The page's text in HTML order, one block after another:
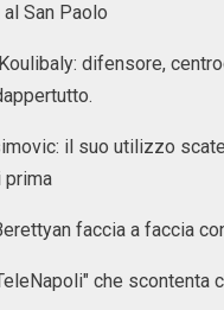
San Paolo
difensore,
il suo utilizzo
faccia a faccia
che scontenta